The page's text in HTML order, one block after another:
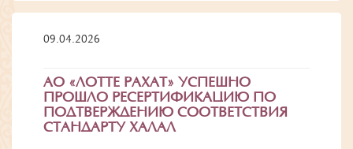
09.04.2026
АО «ЛОТТЕ РАХАТ» УСПЕШНО
ПРОШЛО РЕСЕРТИФИКАЦИЮ ПО
ПОДТВЕРЖДЕНИЮ СООТВЕТСТВИЯ
СТАНДАРТУ ХАЛАЛ